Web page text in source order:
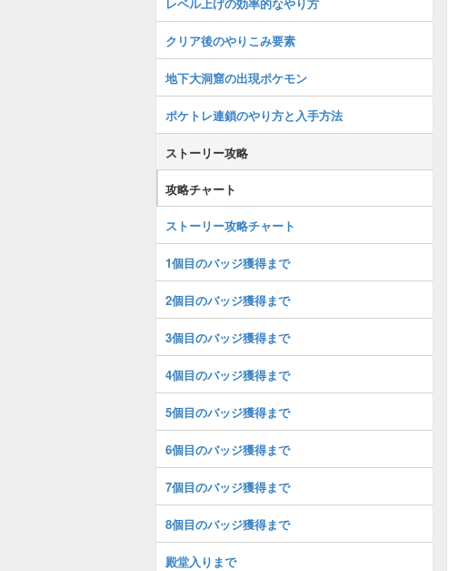
クリア後のやりこみ要素
地下大洞窟の出現ポケモン
ポケトレ連鎖のやり方と入手方法
ストーリー攻略
攻略チャート
ストーリー攻略チャート
1個目のバッジ獲得まで
2個目のバッジ獲得まで
3個目のバッジ獲得まで
4個目のバッジ獲得まで
5個目のバッジ獲得まで
6個目のバッジ獲得まで
7個目のバッジ獲得まで
8個目のバッジ獲得まで
殿堂入りまで